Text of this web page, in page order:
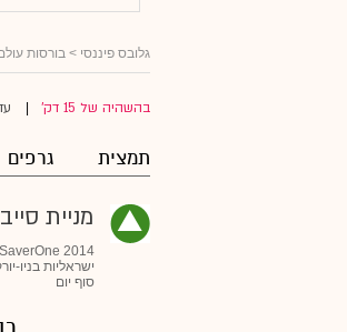
גלובס פיננסי > בורסות
בהשהיה של 15 דק'
תמצית גרפים
מניית
SaverOne 2014
ישראליות בניו-
סוף יום